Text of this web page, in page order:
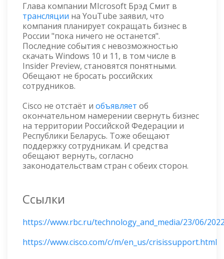
Глава компании MIcrosoft Брэд Смит в
трансляции на YouTube заявил, что
компания планирует сокращать бизнес в
России "пока ничего не останется".
Последние события с невозможностью
скачать Windows 10 и 11, в том числе в
Insider Preview, становятся понятными.
Обещают не бросать российских
сотрудников.
Cisco не отстаёт и объявляет об
окончательном намерении свернуть бизнес
на территории Российской Федерации и
Республики Беларусь. Тоже обещают
поддержку сотрудникам. И средства
обещают вернуть, согласно
законодательствам стран с обеих сторон.
Ссылки
https://www.rbc.ru/technology_and_media/23/06/
https://www.cisco.com/c/m/en_us/crisissupport.html